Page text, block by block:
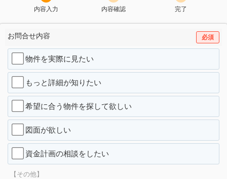
内容入力
内容確認
完了
お問合せ内容 必須
物件を実際に見たい
もっと詳細が知りたい
希望に合う物件を探して欲しい
図面が欲しい
資金計画の相談をしたい
【その他】